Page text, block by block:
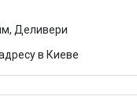
Деливери
в Киеве